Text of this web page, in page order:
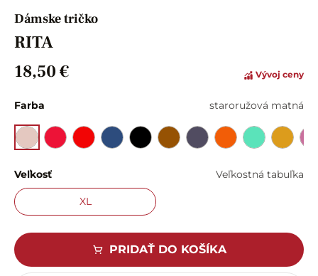
Dámske tričko
RITA
18,50 €
Vývoj ceny
Farba staroružová matná
Veľkosť Veľkostná tabuľka
XL
PRIDAŤ DO KOŠÍKA